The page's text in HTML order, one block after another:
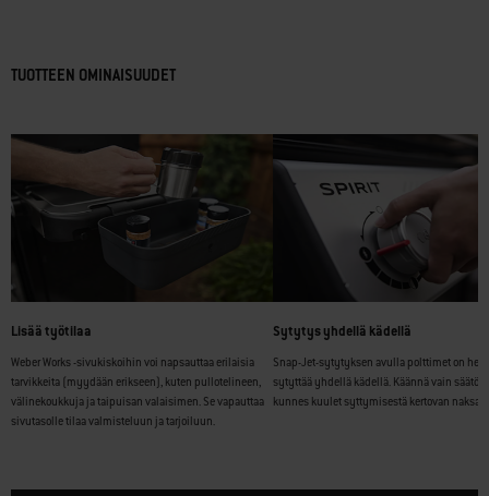
TUOTTEEN OMINAISUUDET
Lisää työtilaa
Weber Works -sivukiskoihin voi napsauttaa erilaisia
tarvikkeita (myydään erikseen), kuten pullotelineen,
välinekoukkuja ja taipuisan valaisimen. Se vapauttaa
sivutasolle tilaa valmisteluun ja tarjoiluun.
Sytytys yhdellä kädellä
Snap-Jet-sytytyksen avulla polttimet on
sytyttää yhdellä kädellä. Käännä vain
kunnes kuulet syttymisestä kertovan